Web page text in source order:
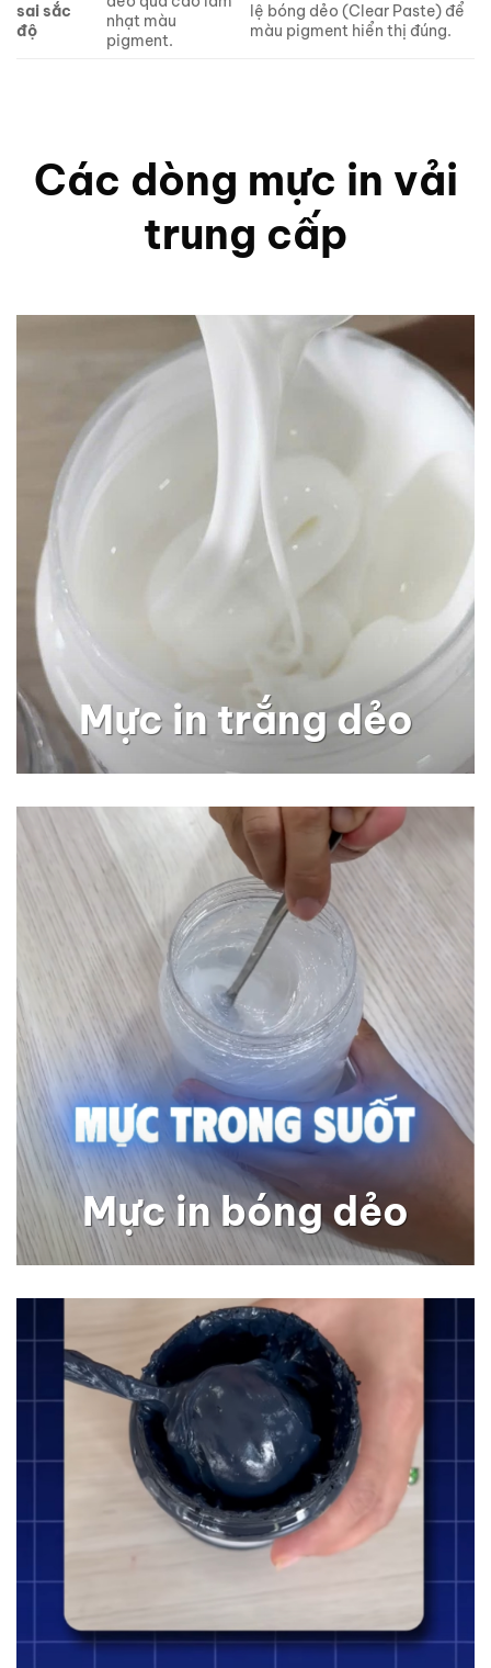
sai sắc
độ
nhạt màu
pigment.
lệ bóng dẻo (Clear Paste) để
màu pigment hiển thị đúng.
Các dòng mực in vải
trung cấp
Mực in trắng dẻo
Mực in bóng dẻo